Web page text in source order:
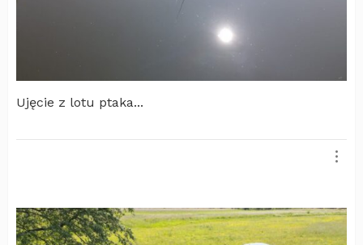
Ujęcie z lotu ptaka...